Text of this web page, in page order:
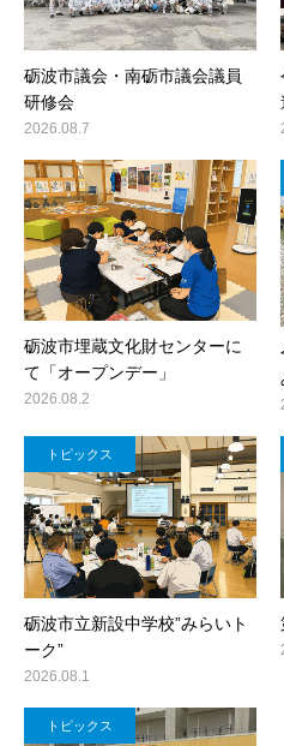
砺波市議会・南砺市議会議員
研修会
2026.08.7
砺波市埋蔵文化財センターに
て「オープンデー」
2026.08.2
トピックス
砺波市立新設中学校”みらいト
ーク”
2026.08.1
トピックス